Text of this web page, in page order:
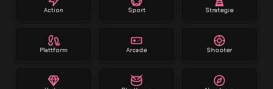
Action Sport Strategie
Plattform Arcade Shooter